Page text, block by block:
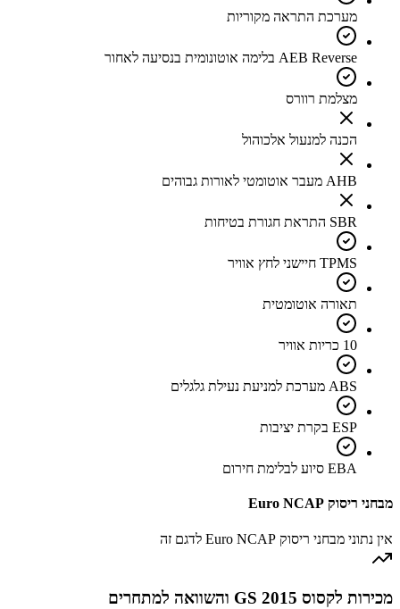
מערכת התראה מקוריות
AEB Reverse בלימה אוטונומית בנסיעה לאחור
מצלמת רוורס
הכנה למנעול אלכוהול
AHB מעבר אוטומטי לאורות גבוהים
SBR התראת חגורת בטיחות
TPMS חיישני לחץ אוויר
תאורה אוטומטית
10 כריות אוויר
ABS מערכת למניעת נעילת גלגלים
ESP בקרת יציבות
EBA סיוע לבלימת חירום
מבחני ריסוק Euro NCAP
אין נתוני מבחני ריסוק Euro NCAP לדגם זה
מכירות לקסוס GS 2015 והשוואה למתחרים